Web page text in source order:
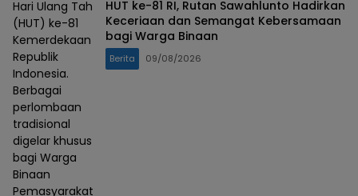
Hari Ulang Tahun
(HUT) ke-81
Kemerdekaan
Republik
Indonesia.
Berbagai
perlombaan
tradisional
digelar khusus
bagi Warga
Binaan
Pemasyarakatan
HUT ke-81 RI, Rutan Sawahlunto Hadirkan
Keceriaan dan Semangat Kebersamaan
bagi Warga Binaan
Berita 09/08/2026